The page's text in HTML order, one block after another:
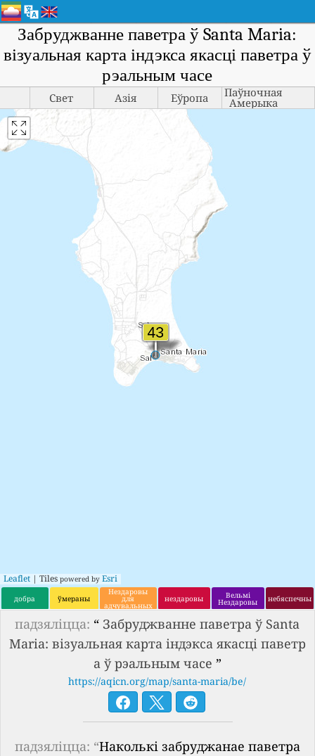
Забруджванне паветра ў Santa Maria:
візуальная карта індэкса якасці паветра ў
рэальным часе
Свет Азія Еўропа Паўночная
Амерыка
Leaflet | Tiles powered by Esri
добра ўмераны
Нездаровы
для
адчувальных
груп
нездаровы Вельмі
Нездаровы небяспечны
падзяліцца: “ Забруджванне паветра ў Santa
Maria: візуальная карта індэкса якасці паветр
а ў рэальным часе ”
https://aqicn.org/map/santa-maria/be/
падзяліцца: “Наколькі забруджанае паветра